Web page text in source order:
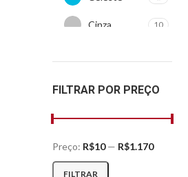
Cinza 10
Preto
FILTRAR POR PREÇO
Preço mínimo
Preço máximo
FILTRAR
Preço: R$10— R$1.170